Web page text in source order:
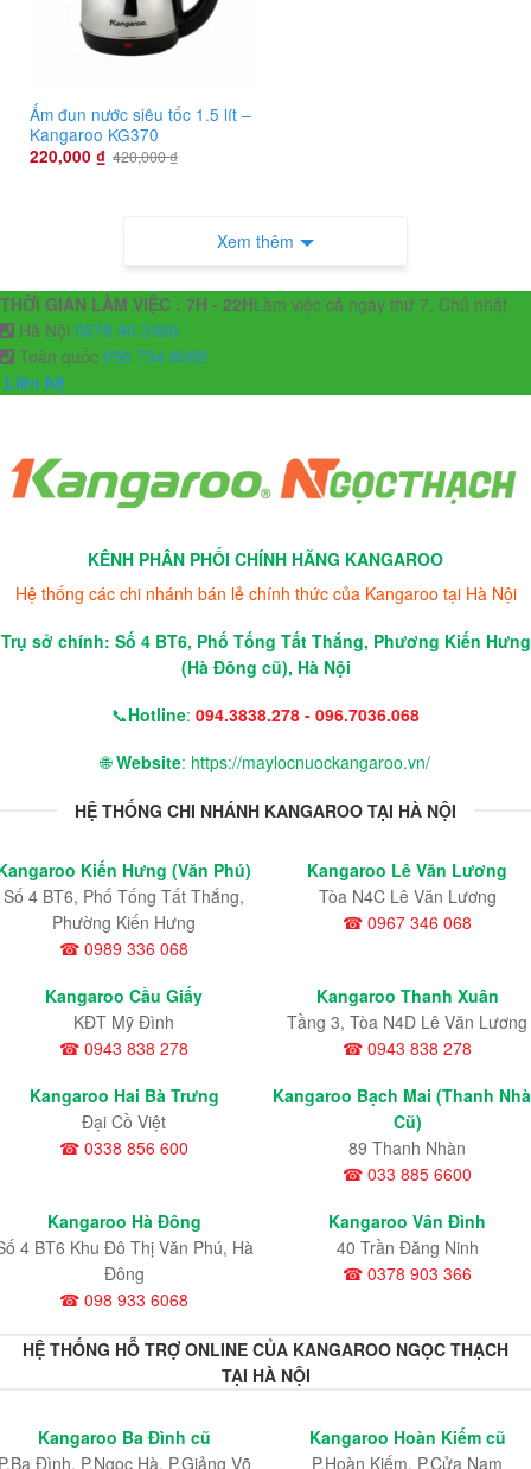
Ấm đun nước siêu tốc 1.5 lít –
Kangaroo KG370
220,000 ₫ 420,000₫
Xem thêm
THỜI GIAN LÀM VIỆC : 7H - 22HLàm việc cả ngày thứ 7, Chủ nhật
Hà Nội 0378 90 3366
Toàn quốc 096 734 6068
Liên hệ
KÊNH PHÂN PHỐI CHÍNH HÃNG KANGAROO
Hệ thống các chi nhánh bán lẻ chính thức của Kangaroo tại Hà Nội
Trụ sở chính: Số 4 BT6, Phố Tống Tất Thắng, Phương Kiến Hưng
(Hà Đông cũ), Hà Nội
📞Hotline: 094.3838.278 - 096.7036.068
🌐Website: https://maylocnuockangaroo.vn/
HỆ THỐNG CHI NHÁNH KANGAROO TẠI HÀ NỘI
Kiến Hưng (Văn Phú)
Số 4 BT6, Phố Tống Tất Thắng,
Phường Kiến Hưng
☎ 0989 336 068
Kangaroo Lê Văn Lương
Tòa N4C Lê Văn Lương
☎ 0967 346 068
Kangaroo Cầu Giấy
KĐT Mỹ Đình
☎ 0943 838 278
Kangaroo Thanh Xuân
Tầng 3, Tòa N4D Lê Văn Lương
☎ 0943 838 278
Kangaroo Hai Bà Trưng
Đại Cồ Việt
☎ 0338 856 600
Kangaroo Bạch Mai (Thanh
Cũ)
89 Thanh Nhàn
☎ 033 885 6600
Kangaroo Hà Đông
4 BT6 Khu Đô Thị Văn Phú, Hà
Đông
☎ 098 933 6068
Kangaroo Vân Đình
40 Trần Đăng Ninh
☎ 0378 903 366
HỆ THỐNG HỖ TRỢ ONLINE CỦA KANGAROO NGỌC THẠCH
TẠI HÀ NỘI
Kangaroo Ba Đình cũ
Đình, P.Ngọc Hà, P.Giảng Võ
Kangaroo Hoàn Kiếm cũ
P.Hoàn Kiếm, P.Cửa Nam